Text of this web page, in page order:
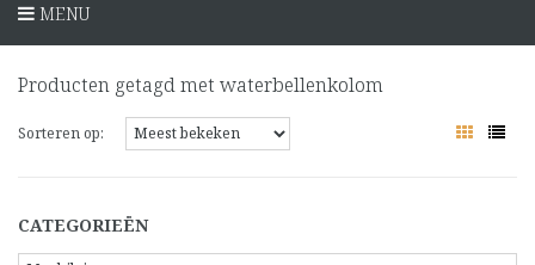
MENU
Producten getagd met waterbellenkolom
Sorteren op:
CATEGORIEËN